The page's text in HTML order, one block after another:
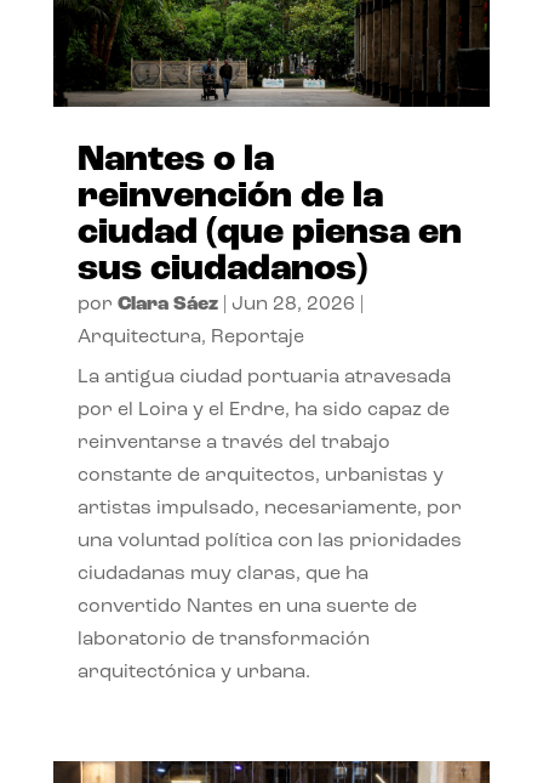
Nantes o la
reinvención de la
ciudad (que piensa en
sus ciudadanos)
por Clara Sáez| Jun 28, 2026
Arquitectura, Reportaje
La antigua ciudad portuaria atravesada
por el Loira y el Erdre, ha sido capaz de
reinventarse a través del trabajo
constante de arquitectos, urbanistas y
artistas impulsado, necesariamente, por
una voluntad política con las prioridades
ciudadanas muy claras, que ha
convertido Nantes en una suerte de
laboratorio de transformación
arquitectónica y urbana.